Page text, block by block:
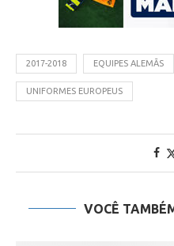
2017-2018 EQUIPES ALEMÃS
UNIFORMES EUROPEUS
VOCÊ